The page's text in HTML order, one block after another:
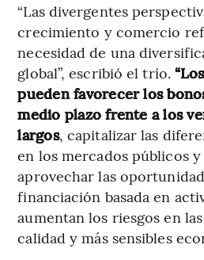
“Las divergentes
crecimiento y comercio
necesidad de una
global”, escribió el trío.
pueden favorecer los
medio plazo frente a los
largos, capitalizar las
en los mercados públicos
aprovechar las
financiación basada en
aumentan los riesgos en
calidad y más sensibles